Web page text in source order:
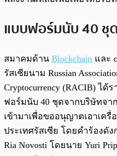
แบบฟอร์มนับ 40 ชุ
สมาคมด้าน Blockchain และ
รัสเซียนาม Russian
Cryptocurrency (RACIB) ได้
ฟอร์มนับ 40 ชุดจากบริษัทจา
เข้ามาเพื่อขออนุญาตเอาเครื่
ประเทศรัสเซีย โดยคำร้องดั
Ria Novosti โดยนาย Yuri